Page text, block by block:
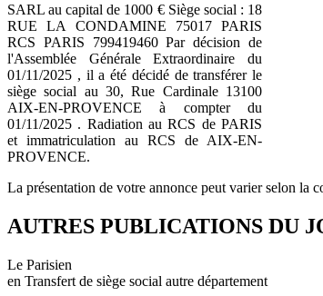
SARL au capital de 1000 € Siège social : 18
RUE LA CONDAMINE 75017 PARIS
RCS PARIS 799419460 Par décision de
l'Assemblée Générale Extraordinaire du
01/11/2025 , il a été décidé de transférer le
siège social au 30, Rue Cardinale 13100
AIX-EN-PROVENCE à compter du
01/11/2025 . Radiation au RCS de PARIS
et immatriculation au RCS de AIX-EN-
PROVENCE.
La présentation de votre annonce peut varier selon la
AUTRES PUBLICATIONS DU
Le Parisien
en Transfert de siège social autre département